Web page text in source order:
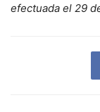
efectuada el 29